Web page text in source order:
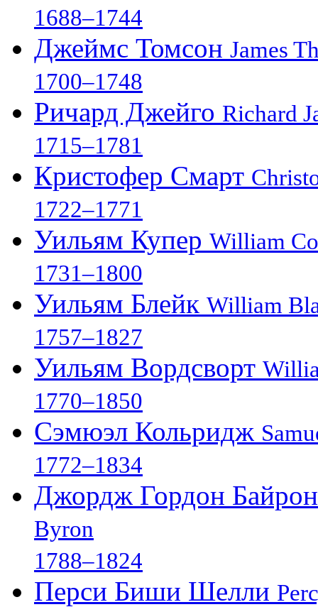
1688–1744
Джеймс Томсон James
1700–1748
Ричард Джейго Richard
1715–1781
Кристофер Смарт
1722–1771
Уильям Купер William
1731–1800
Уильям Блейк William
1757–1827
Уильям Вордсворт
1770–1850
Сэмюэл Кольридж
1772–1834
Джордж Гордон
Byron
1788–1824
Перси Биши Шелли